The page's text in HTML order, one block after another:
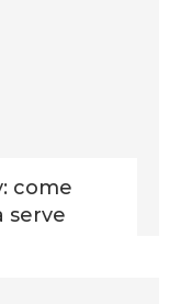
come
serve